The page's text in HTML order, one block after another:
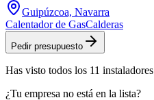
Guipúzcoa, Navarra
Calentador de GasCalderas
Pedir presupuesto
Has visto todos los 11 instaladores
¿Tu empresa no está en la lista?